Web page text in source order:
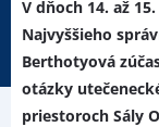
V dňoch 14. až
Najvyššieho
Berthotyová
otázky
priestoroch Sály